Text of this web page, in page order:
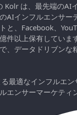
Kolr は、最先端のAI
AIインフルエンサ
と、Facebook、
件以上保有してい
、データドリブンな
最適なインフルエ
エンサーマーケティ